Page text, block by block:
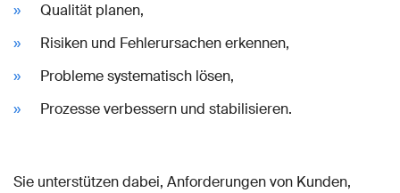
Qualität planen,
Risiken und Fehlerursachen erkennen,
Probleme systematisch lösen,
Prozesse verbessern und stabilisieren.
Sie unterstützen dabei, Anforderungen von Kunden,